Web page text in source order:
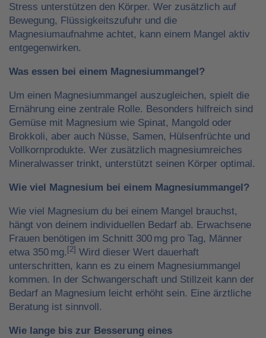
Stress unterstützen den Körper. Wer zusätzlich auf
Bewegung, Flüssigkeitszufuhr und die
Magnesiumaufnahme achtet, kann einem Mangel aktiv
entgegenwirken.
Was essen bei einem Magnesiummangel?
Um einen Magnesiummangel auszugleichen, spielt die
Ernährung eine zentrale Rolle. Besonders hilfreich sind
Gemüse mit Magnesium wie Spinat, Mangold oder
Brokkoli, aber auch Nüsse, Samen, Hülsenfrüchte und
Vollkornprodukte. Wer zusätzlich magnesiumreiches
Mineralwasser trinkt, unterstützt seinen Körper optimal.
Wie viel Magnesium bei einem Magnesiummangel?
Wie viel Magnesium du bei einem Mangel brauchst,
hängt von deinem individuellen Bedarf ab. Erwachsene
Frauen benötigen im Schnitt 300 mg pro Tag, Männer
etwa 350 mg. [2] Wird dieser Wert dauerhaft
unterschritten, kann es zu einem Magnesiummangel
kommen. In der Schwangerschaft und Stillzeit kann der
Bedarf an Magnesium leicht erhöht sein. Eine ärztliche
Beratung ist sinnvoll.
Wie lange bis zur Besserung eines